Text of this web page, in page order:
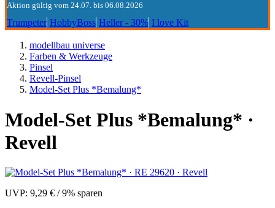
Aktion gültig vom 24.07. bis 06.08.2026
Trumpeter HobbyBoss Heller - 30% I love Kit
modellbau universe
Farben & Werkzeuge
Pinsel
Revell-Pinsel
Model-Set Plus *Bemalung*
Model-Set Plus *Bemalung* ·
Revell
UVP: 9,29 € /9% sparen